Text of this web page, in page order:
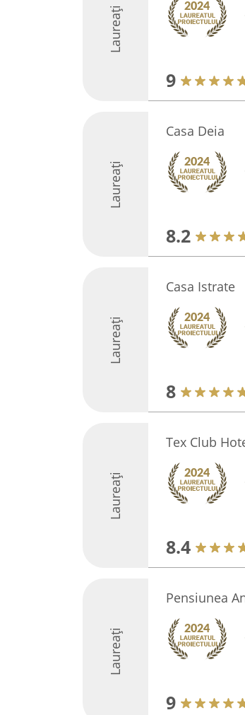
Laureați
9
Laureați
Casa Deia
8.2
Laureați
Casa Istrate
8
Laureați
Tex Club
8.4
Laureați
Pensiunea
9